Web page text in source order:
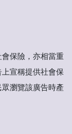
保險，亦相當重
宣稱提供社會保
瀏覽該廣告時產